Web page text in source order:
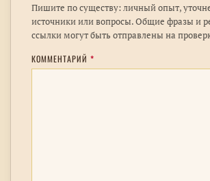
Пишите по существу: личный опыт,
источники или вопросы. Общие фразы и
ссылки могут быть отправлены на
КОММЕНТАРИЙ *